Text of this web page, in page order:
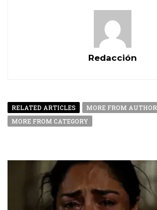
Redacción
RELATED ARTICLES
MORE FROM AUTHOR
MORE FROM CATEGORY